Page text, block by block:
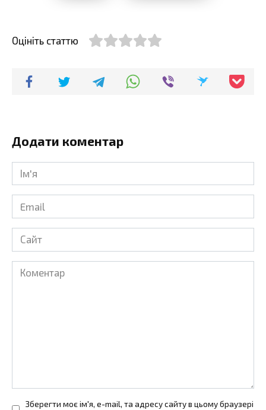
Оцініть статтю
Додати коментар
Ім'я
Email
Сайт
Коментар
Зберегти моє ім'я, e-mail, та адресу сайту в цьому браузері